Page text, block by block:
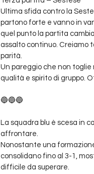
Ultima sfida contro la
partono forte e vanno in
quel punto la partita
assalto continuo. Creiamo
parità.
Un pareggio che non
qualità e spirito di gruppo.
🔵🔵🔵
La squadra blu è scesa in
affrontare.
Nonostante una
consolidano fino al 3-1,
difficile da superare.